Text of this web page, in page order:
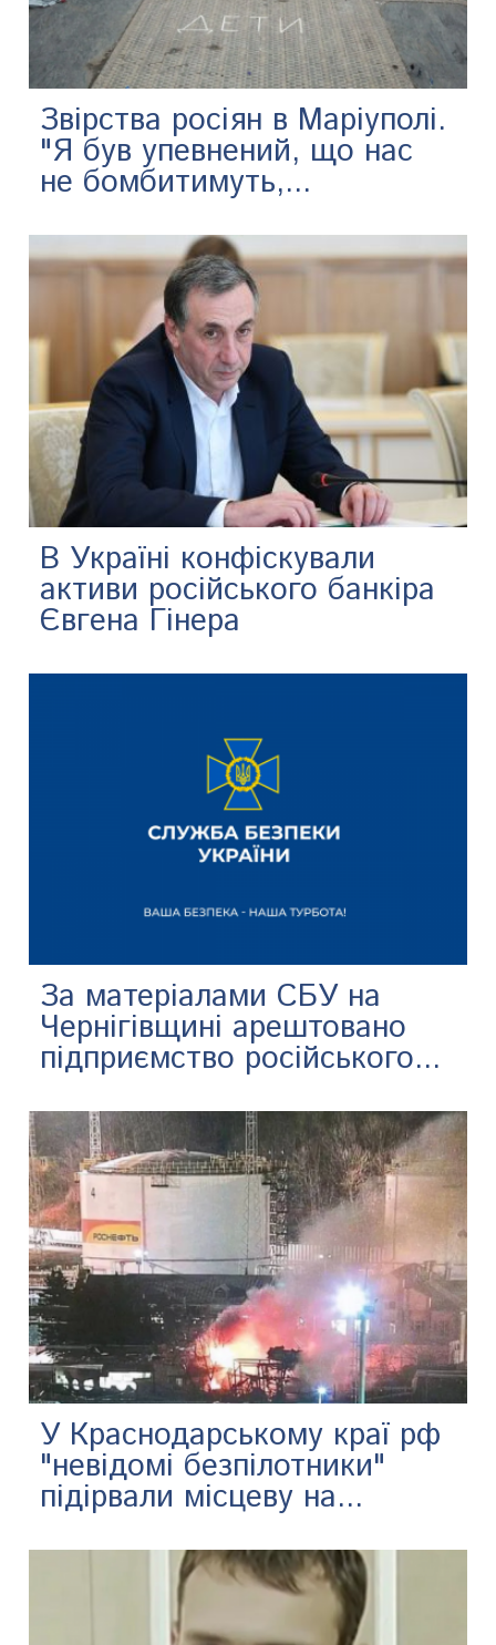
Звірства росіян в Маріуполі.
"Я був упевнений, що нас
не бомбитимуть,...
В Україні конфіскували
активи російського банкіра
Євгена Гінера
За матеріалами СБУ на
Чернігівщині арештовано
підприємство російського...
У Краснодарському краї рф
"невідомі безпілотники"
підірвали місцеву на...